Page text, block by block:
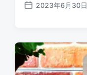
发
期
2023年6月30日